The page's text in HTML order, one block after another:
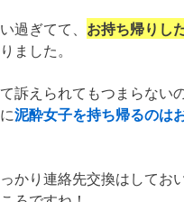
過ぎてて、 お持ち帰りし
ました。
訴えられてもつまらない
泥酔女子を持ち帰るのは
かり連絡先交換はしてお